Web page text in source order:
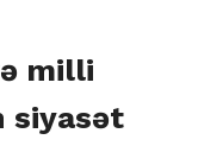
milli
siyasət